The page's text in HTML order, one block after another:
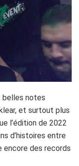
belles notes
et surtout plus
l’édition de 2022
d’histoires entre
encore des records